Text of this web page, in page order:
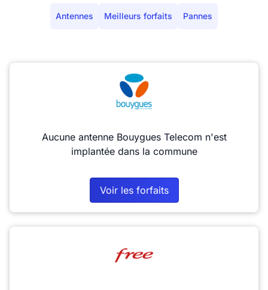
Antennes Meilleurs forfaits Pannes
Aucune antenne Bouygues Telecom n'est
implantée dans la commune
Voir les forfaits